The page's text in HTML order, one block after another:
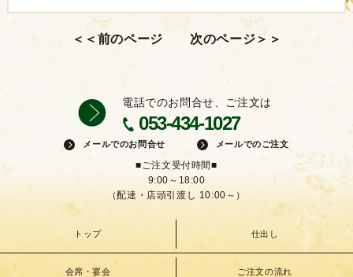
電話でのお問合せ、ご注文は
053-434-1027
メールでのお問合せ メールでのご注文
■ご注文受付時間■
9:00～18:00
（配達・店頭引渡し 10:00～）
トップ 仕出し
会席・宴会 ご注文の流れ